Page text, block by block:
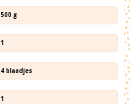
500 g
1
4 blaadjes
1